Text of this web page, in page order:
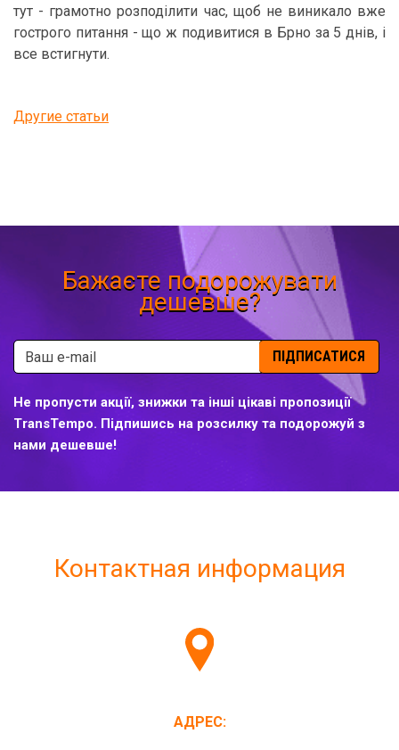
тут - грамотно розподілити час, щоб не виникало вже
гострого питання - що ж подивитися в Брно за 5 днів, і
все встигнути.
Другие статьи
Бажаєте подорожувати
дешевше?
ПІДПИСАТИСЯ
Не пропусти акції, знижки та інші цікаві пропозиції
TransTempo. Підпишись на розсилку та подорожуй з
нами дешевше!
Контактная информация
АДРЕС: